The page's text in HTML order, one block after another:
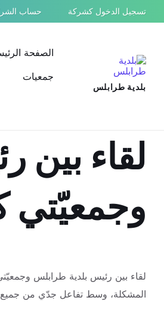
content
main
footer
تسجيل الدخول كشركة حساب
بلدية طرابلس
الصفحة
جمعيات
لقاء بين
وجمعيّتي
لقاء بين رئيس بلدية طرابلس
المشكلة، وسط تفاعل جدّي من جميع